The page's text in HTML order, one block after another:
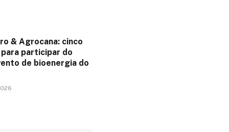
& Agrocana: cinco
participar do
de bioenergia do